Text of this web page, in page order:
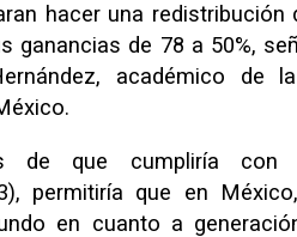
hacer una redistribución
ganancias de 78 a 50%,
académico de la
de que cumpliría con
permitiría que en
en cuanto a